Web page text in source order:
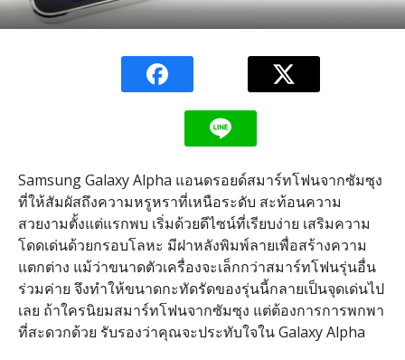
Samsung Galaxy Alpha แอนดรอยด์สมาร์ทโฟนจากซัมซุง
ที่ให้สัมผัสถึงความหรูหราที่เหนือระดับ สะท้อนความ
สวยงามตั้งแต่แรกพบ เริ่มด้วยดีไซน์ที่เรียบง่าย เสริมความ
โดดเด่นด้วยกรอบโลหะ มีฝาหลังพิมพ์ลายเพื่อสร้างความ
แตกต่าง แม้ว่าขนาดตัวเครื่องจะเล็กกว่าสมาร์ทโฟนรุ่นอื่น
ร่วมค่าย จึงทำให้ขนาดกะทัดรัดของรุ่นนี้กลายเป็นจุดเด่นไป
เลย ถ้าใครนิยมสมาร์ทโฟนจากซัมซุง แต่ต้องการการพกพา
ที่สะดวกด้วย รับรองว่าคุณจะประทับใจใน Galaxy Alpha